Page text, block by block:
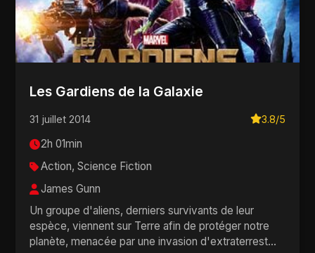
Les Gardiens de la Galaxie
31 juillet 2014 3.8/5
2h 01min
Action, Science Fiction
James Gunn
Un groupe d'aliens, derniers survivants de leur
espèce, viennent sur Terre afin de protéger notre
planète, menacée par une invasion d'extraterrest...